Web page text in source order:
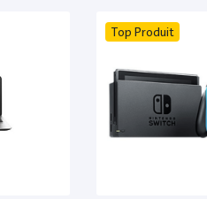
Top Produit